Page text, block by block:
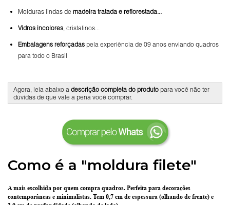
Molduras lindas de madeira tratada e reflorestada...
Vidros incolores, cristalinos...
Embalagens reforçadas pela experiência de 09 anos enviando quadros
para todo o Brasil
Agora, leia abaixo a descrição completa do produto para você não ter
dúvidas de que vale a pena você comprar.
Como é a "moldura filete"
A mais escolhida por quem compra quadros. Perfeita para decorações
contemporâneas e minimalistas. Tem 0,7 cm de espessura (olhando de frente) e